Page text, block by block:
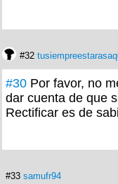
#32
#30 Por favor, no
dar cuenta de que
Rectificar es de
#33 samufr94